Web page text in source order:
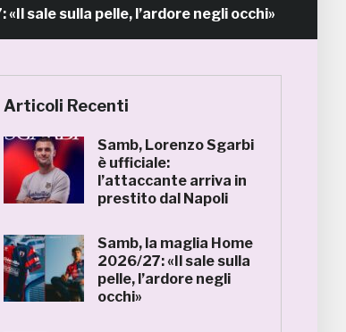
sulla pelle, l’ardore negli occhi»
Articoli Recenti
Samb, Lorenzo Sgarbi
è ufficiale:
l’attaccante arriva in
prestito dal Napoli
Samb, la maglia Home
2026/27: «Il sale sulla
pelle, l’ardore negli
occhi»